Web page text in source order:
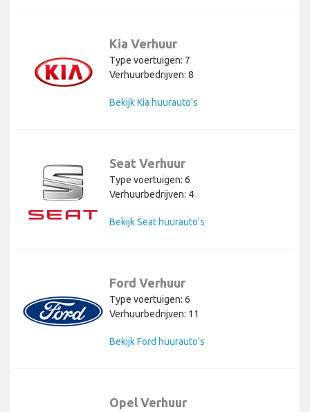
Kia Verhuur
Type voertuigen: 7
Verhuurbedrijven: 8
Bekijk Kia huurauto's
Seat Verhuur
Type voertuigen: 6
Verhuurbedrijven: 4
Bekijk Seat huurauto's
Ford Verhuur
Type voertuigen: 6
Verhuurbedrijven: 11
Bekijk Ford huurauto's
Opel Verhuur